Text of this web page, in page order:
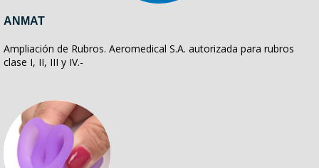
ANMAT
Ampliación de Rubros. Aeromedical S.A. autorizada para rubros
clase I, II, III y IV.-